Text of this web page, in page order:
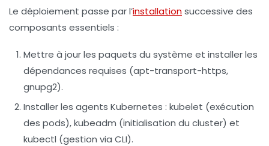
Le déploiement passe par l’installationsuccessive des
composants essentiels :
Mettre à jour les paquets du système et installer les
dépendances requises (apt-transport-https,
gnupg2).
Installer les agents Kubernetes : kubelet (exécution
des pods), kubeadm (initialisation du cluster) et
kubectl (gestion via CLI).